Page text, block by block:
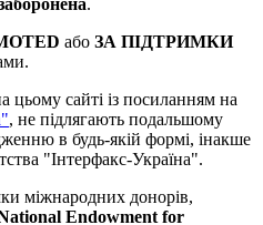
або ЗА ПІДТРИМКИ
цьому сайті із посиланням на
, не підлягають подальшому
в будь-якій формі, інакше
"Інтерфакс-Україна".
міжнародних донорів,
Endowment for